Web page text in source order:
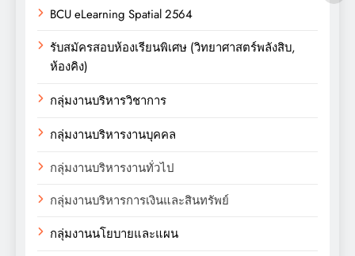
BCU eLearning Spatial 2564
รับสมัครสอบห้องเรียนพิเศษ (วิทยาศาสตร์พลังสิบ,
ห้องคิง)
กลุ่มงานบริหารวิชาการ
กลุ่มงานบริหารงานบุคคล
กลุ่มงานบริหารงานทั่วไป
กลุ่มงานบริหารการเงินและสินทรัพย์
กลุ่มงานนโยบายและแผน